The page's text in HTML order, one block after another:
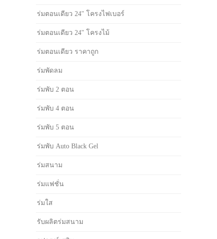
ร่มตอนเดียว 24" โครงไฟเบอร์
ร่มตอนเดียว 24" โครงไม้
ร่มตอนเดียว ราคาถูก
ร่มพัดลม
ร่มพับ 2 ตอน
ร่มพับ 4 ตอน
ร่มพับ 5 ตอน
ร่มพับ Auto Black Gel
ร่มสนาม
ร่มแฟชั่น
ร่มใส
รับผลิตร่มสนาม